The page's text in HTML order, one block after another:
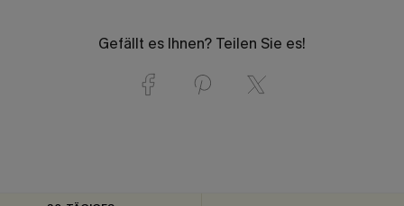
Gefällt es Ihnen? Teilen Sie es!